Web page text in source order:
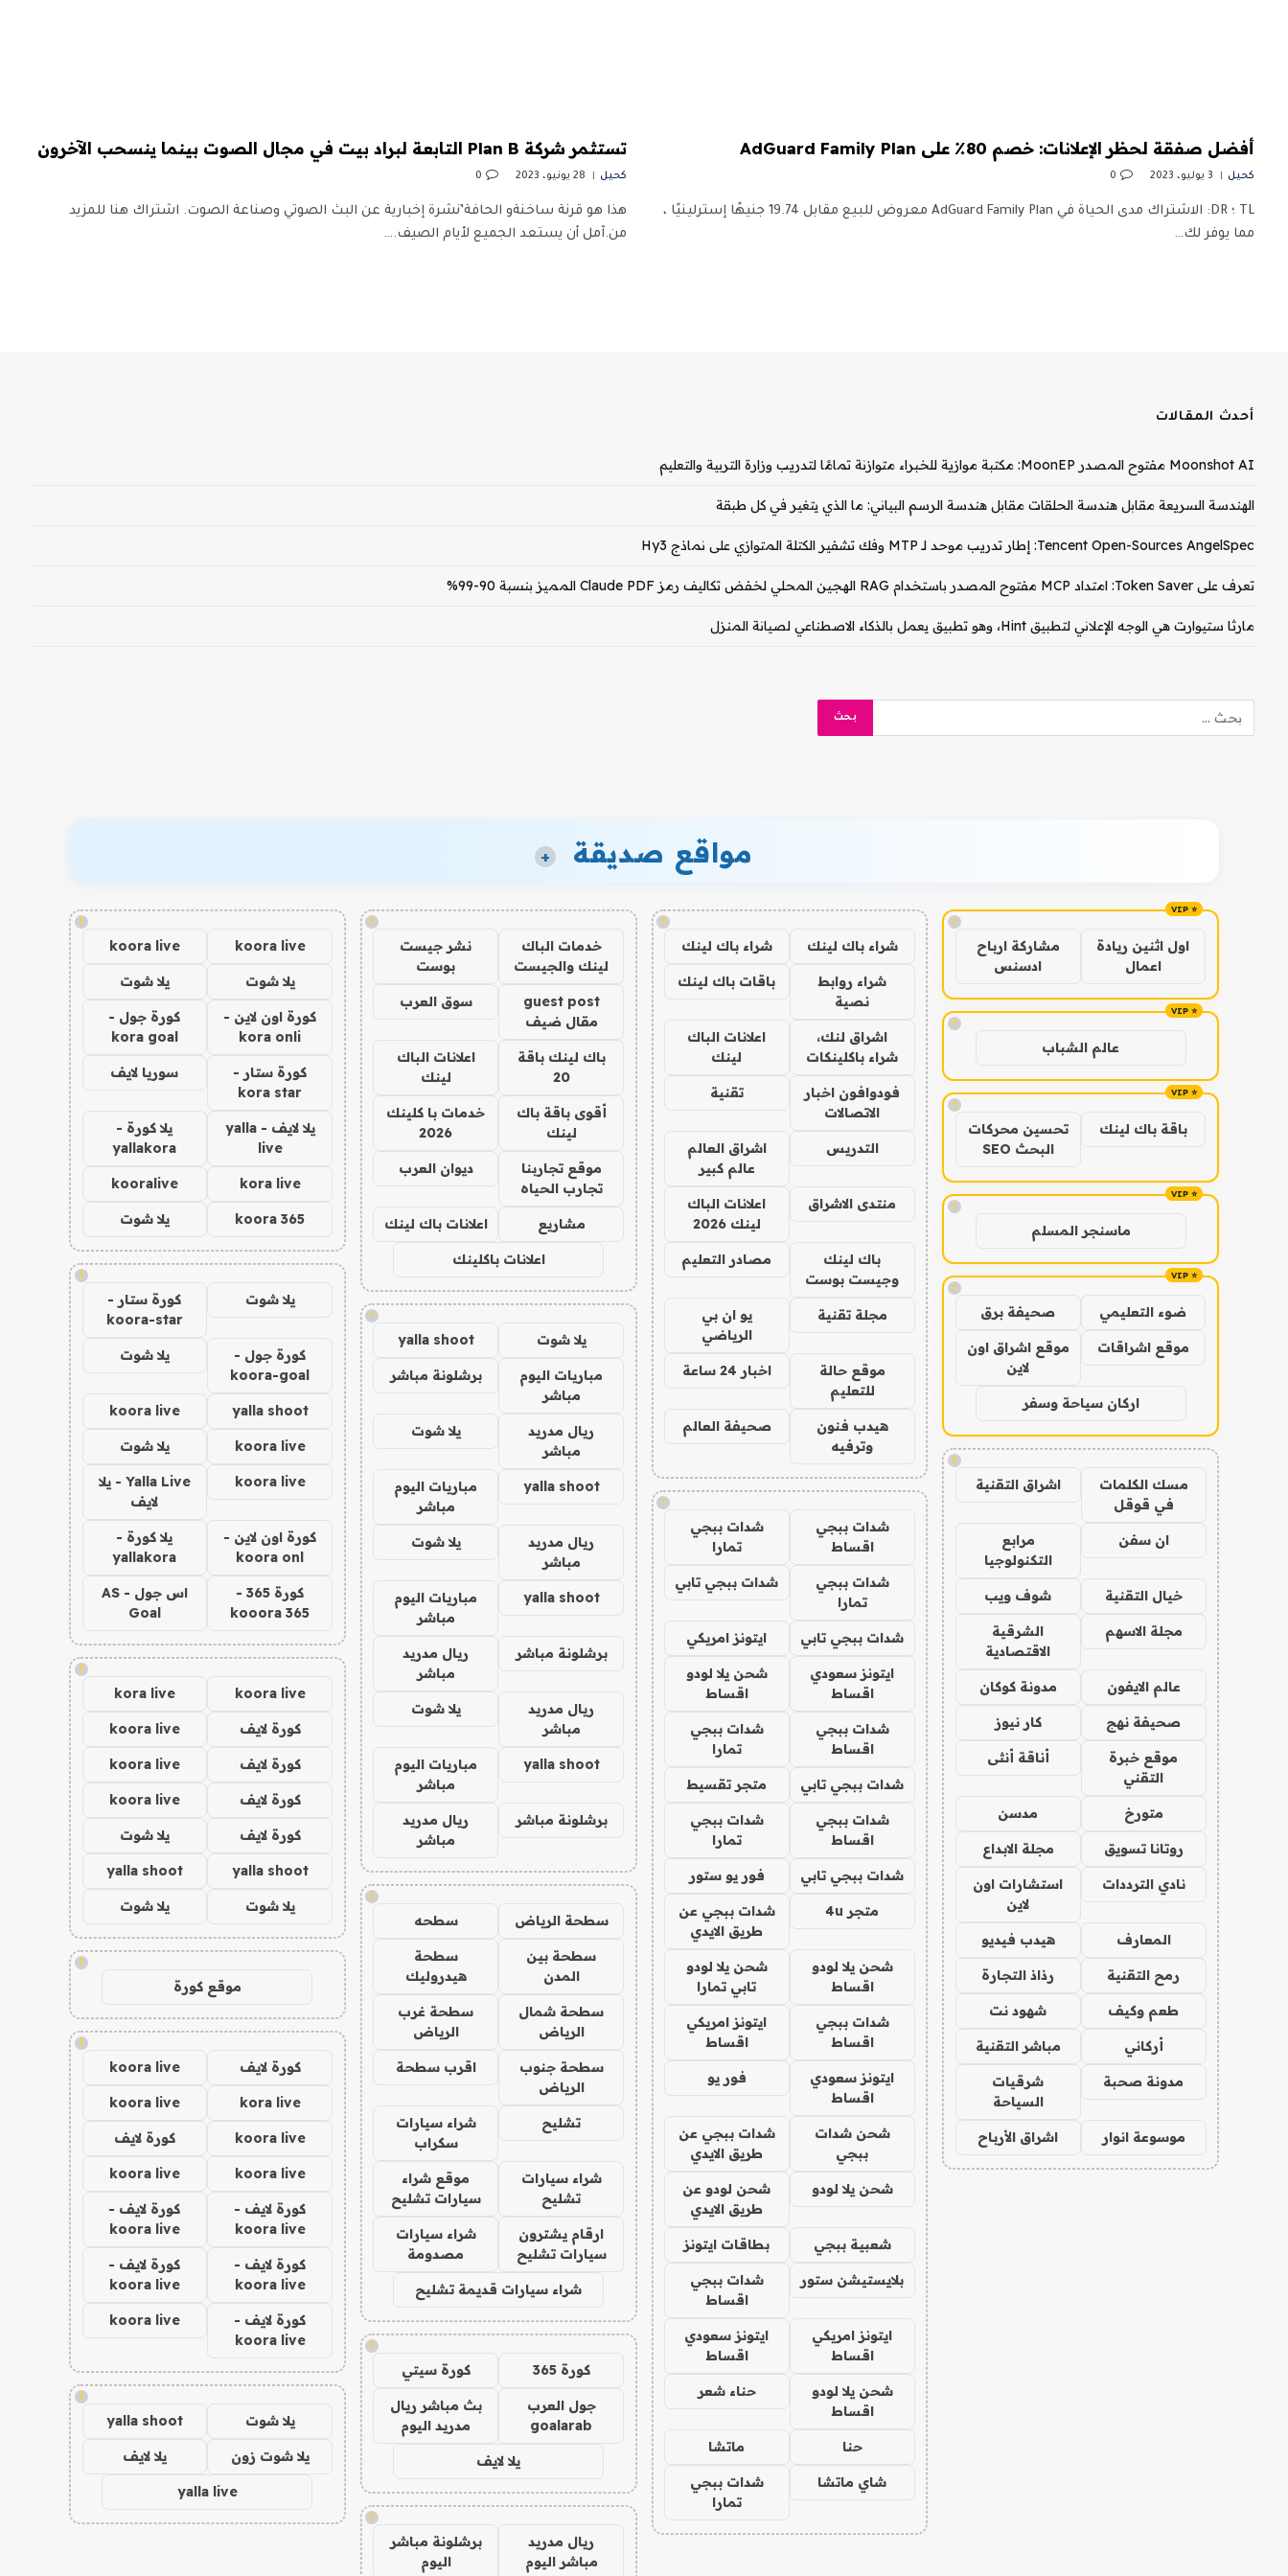
أفضل صفقة لحظر الإعلانات: خصم 80٪ على AdGuard Family Plan
كحيل 3 يوليو، 2023 0
TL ؛ DR: الاشتراك مدى الحياة في AdGuard Family Plan معروض للبيع مقابل 19.74 جنيهًا إسترلينيًا ،
مما يوفر لك…
تستثمر شركة Plan B التابعة لبراد بيت في مجال الصوت بينما ينسحب الآخرون
كحيل 28 يونيو، 2023 0
هذا هو قرنة ساخنةو الحافة’نشرة إخبارية عن البث الصوتي وصناعة الصوت. اشتراك هنا للمزيد
من.آمل أن يستعد الجميع لأيام الصيف.…
أحدث المقالات
Moonshot AI مفتوح المصدر MoonEP: مكتبة موازية للخبراء متوازنة تمامًا لتدريب وزارة التربية والتعليم
الهندسة السريعة مقابل هندسة الحلقات مقابل هندسة الرسم البياني: ما الذي يتغير في كل طبقة
Tencent Open-Sources AngelSpec: إطار تدريب موحد لـ MTP وفك تشفير الكتلة المتوازي على نماذج Hy3
تعرف على Token Saver: امتداد MCP مفتوح المصدر باستخدام RAG الهجين المحلي لخفض تكاليف رمز Claude PDF المميز بنسبة 90-99%
مارثا ستيوارت هي الوجه الإعلاني لتطبيق Hint، وهو تطبيق يعمل بالذكاء الاصطناعي لصيانة المنزل
مواقع صديقة +
!
اول اثنين ريادة
اعمال
مشاركة ارباح
ادسنس
!
عالم الشباب
!
باقة باك لينك
تحسين محركات
البحث SEO
!
ماسنجر المسلم
!
ضوء التعليمي صحيفة برق
موقع اشراقات
موقع اشراق اون
لاين
اركان سياحة وسفر
!
مسك الكلمات
في قوقل
اشراق التقنية
ان سفن
مرابع
التكنولوجيا
خيال التقنية شوف ويب
مجلة الاسهم
الشرقية
الاقتصادية
عالم الايفون مدونة كوكان
صحيفة نهج كار نيوز
موقع خبرة
التقني
أناقة أنثى
متورخ مدسن
روتانا تسويق مجلة الابداع
نادي الترددات
استشارات اون
لاين
المعارف هيدب فيديو
رمح التقنية رذاذ التجارة
طعم وكيف شهود نت
أركاني مباشر التقنية
مدونة صحبة
شرقيات
السياحة
موسوعة انوار اشراق الأرباح
!
شراء باك لينك شراء باك لينك
شراء روابط
نصية
باقات باك لينك
اشراق لنك،
شراء باكلينكات
اعلانات الباك
لينك
فودوافون اخبار
الاتصالات
تقنية
التدريس
اشراق العالم
عالم كبير
منتدى الاشراق
اعلانات الباك
لينك 2026
باك لينك
وجيست بوست
مصادر التعليم
مجلة تقنية
يو ان بي
الرياضي
موقع حالة
للتعليم
اخبار 24 ساعة
هيدب فنون
وترفيه
صحيفة العالم
!
شدات ببجي
اقساط
شدات ببجي
تمارا
شدات ببجي
تمارا
شدات ببجي تابي
شدات ببجي تابي ايتونز امريكي
ايتونز سعودي
اقساط
شحن يلا لودو
اقساط
شدات ببجي
اقساط
شدات ببجي
تمارا
شدات ببجي تابي متجر تقسيط
شدات ببجي
اقساط
شدات ببجي
تمارا
شدات ببجي تابي فور يو ستور
متجر 4u
شدات ببجي عن
طريق الايدي
شحن يلا لودو
اقساط
شحن يلا لودو
تابي تمارا
شدات ببجي
اقساط
ايتونز امريكي
اقساط
ايتونز سعودي
اقساط
فور يو
شحن شدات
ببجي
شدات ببجي عن
طريق الايدي
شحن يلا لودو
شحن لودو عن
طريق الايدي
شعبية ببجي بطاقات ايتونز
بلايستيشن ستور
شدات ببجي
اقساط
ايتونز امريكي
اقساط
ايتونز سعودي
اقساط
شحن يلا لودو
اقساط
حناء شعر
حنا ماتشا
شاي ماتشا
شدات ببجي
تمارا
!
خدمات الباك
لينك والجيست
نشر جيست
بوست
guest post
مقال ضيف
سوق العرب
باك لينك باقة
20
اعلانات الباك
لينك
أقوى باقة باك
لينك
خدمات با كلينك
2026
موقع تجاربنا
تجارب الحياه
ديوان العرب
مشاريع اعلانات باك لينك
اعلانات باكلينك
!
يلا شوت yalla shoot
مباريات اليوم
مباشر
برشلونة مباشر
ريال مدريد
مباشر
يلا شوت
yalla shoot
مباريات اليوم
مباشر
ريال مدريد
مباشر
يلا شوت
yalla shoot
مباريات اليوم
مباشر
برشلونة مباشر
ريال مدريد
مباشر
ريال مدريد
مباشر
يلا شوت
yalla shoot
مباريات اليوم
مباشر
برشلونة مباشر
ريال مدريد
مباشر
!
سطحة الرياض سطحه
سطحة بين
المدن
سطحة
هيدروليك
سطحة شمال
الرياض
سطحة غرب
الرياض
سطحة جنوب
الرياض
اقرب سطحة
تشليح
شراء سيارات
سكراب
شراء سيارات
تشليح
موقع شراء
سيارات تشليح
ارقام يشترون
سيارات تشليح
شراء سيارات
مصدومة
شراء سيارات قديمة تشليح
!
كورة 365 كورة سيتي
جول العرب
goalarab
بث مباشر ريال
مدريد اليوم
يلا لايف
!
ريال مدريد
مباشر اليوم
برشلونة مباشر
اليوم
!
koora live
koora live
يلا شوت يلا شوت
كورة اون لاين -
kora onli
كورة جول -
kora goal
كورة ستار -
kora star
سوريا لايف
يلا لايف - yalla
live
يلا كورة -
yallakora
kora live
kooralive
koora 365 يلا شوت
!
يلا شوت
كورة ستار -
koora-star
كورة جول -
koora-goal
يلا شوت
yalla shoot
koora live
koora live يلا شوت
koora live
Yalla Live - يلا
لايف
كورة اون لاين -
koora onl
يلا كورة -
yallakora
كورة 365 -
kooora 365
اس جول - AS
Goal
!
koora live
kora live
كورة لايف koora live
كورة لايف koora live
كورة لايف koora live
كورة لايف يلا شوت
yalla shoot
yalla shoot
يلا شوت يلا شوت
!
موقع كورة
!
كورة لايف koora live
kora live
koora live
koora live كورة لايف
koora live
koora live
كورة لايف -
koora live
كورة لايف -
koora live
كورة لايف -
koora live
كورة لايف -
koora live
كورة لايف -
koora live
koora live
!
يلا شوت yalla shoot
يلا شوت زون يلا لايف
yalla live